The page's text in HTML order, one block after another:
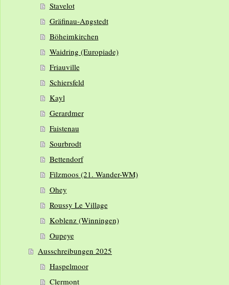
Stavelot
Gräfinau-Angstedt
Böheimkirchen
Waidring (Europiade)
Friauville
Schiersfeld
Kayl
Gerardmer
Faistenau
Sourbrodt
Bettendorf
Filzmoos (21. Wander-WM)
Ohey
Roussy Le Village
Koblenz (Winningen)
Oupeye
Ausschreibungen 2025
Haspelmoor
Clermont